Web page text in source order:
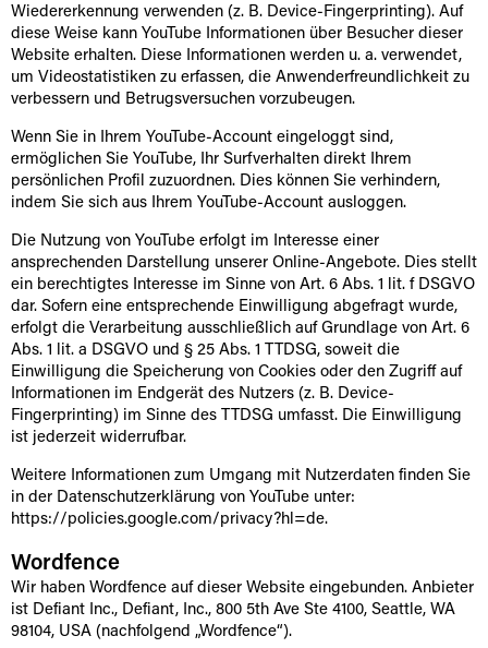
Wiedererkennung verwenden (z. B. Device-Fingerprinting). Auf
diese Weise kann YouTube Informationen über Besucher dieser
Website erhalten. Diese Informationen werden u. a. verwendet,
um Videostatistiken zu erfassen, die Anwenderfreundlichkeit zu
verbessern und Betrugsversuchen vorzubeugen.
Wenn Sie in Ihrem YouTube-Account eingeloggt sind,
ermöglichen Sie YouTube, Ihr Surfverhalten direkt Ihrem
persönlichen Profil zuzuordnen. Dies können Sie verhindern,
indem Sie sich aus Ihrem YouTube-Account ausloggen.
Die Nutzung von YouTube erfolgt im Interesse einer
ansprechenden Darstellung unserer Online-Angebote. Dies stellt
ein berechtigtes Interesse im Sinne von Art. 6 Abs. 1 lit. f DSGVO
dar. Sofern eine entsprechende Einwilligung abgefragt wurde,
erfolgt die Verarbeitung ausschließlich auf Grundlage von Art. 6
Abs. 1 lit. a DSGVO und § 25 Abs. 1 TTDSG, soweit die
Einwilligung die Speicherung von Cookies oder den Zugriff auf
Informationen im Endgerät des Nutzers (z. B. Device-
Fingerprinting) im Sinne des TTDSG umfasst. Die Einwilligung
ist jederzeit widerrufbar.
Weitere Informationen zum Umgang mit Nutzerdaten finden Sie
in der Datenschutzerklärung von YouTube unter:
https://policies.google.com/privacy?hl=de.
Wordfence
Wir haben Wordfence auf dieser Website eingebunden. Anbieter
ist Defiant Inc., Defiant, Inc., 800 5th Ave Ste 4100, Seattle, WA
98104, USA (nachfolgend „Wordfence“).